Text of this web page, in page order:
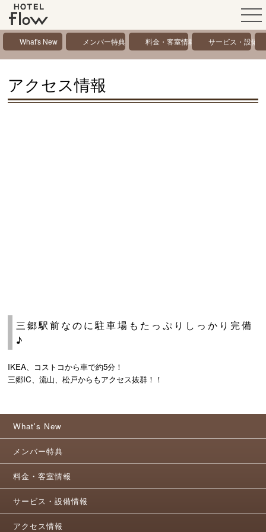
What's New メンバー特典 料金・客室情報 サービス・設備
アクセス情報
三郷駅前なのに駐車場もたっぷりしっかり完備
♪
IKEA、コストコから車で約5分！
三郷IC、流山、松戸からもアクセス抜群！！
What's New
メンバー特典
料金・客室情報
サービス・設備情報
アクセス情報